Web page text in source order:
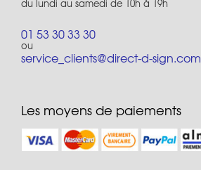
du lundi au samedi de 10h à 19h
01 53 30 33 30
ou
service_clients@direct-d-sign.com
Les moyens de paiements